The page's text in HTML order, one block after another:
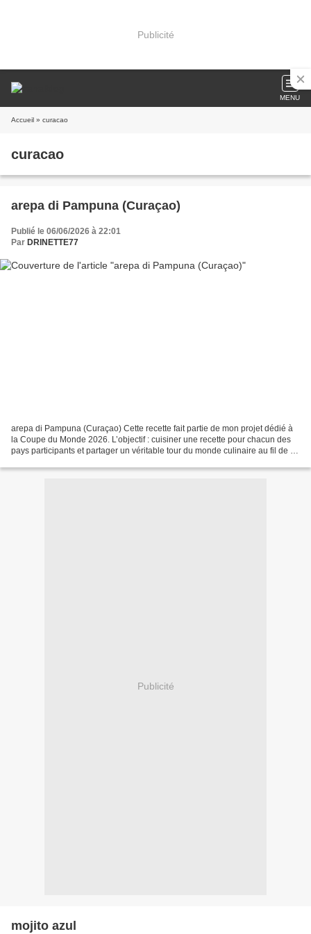
Publicité
MENU
Accueil » curacao
curacao
arepa di Pampuna (Curaçao)
Publié le 06/06/2026 à 22:01
Par DRINETTE77
arepa di Pampuna (Curaçao) Cette recette fait partie de mon projet dédié à
la Coupe du Monde 2026. L’objectif : cuisiner une recette pour chacun des
pays participants et partager un véritable tour du monde culinaire au fil de la
Publicité
mojito azul